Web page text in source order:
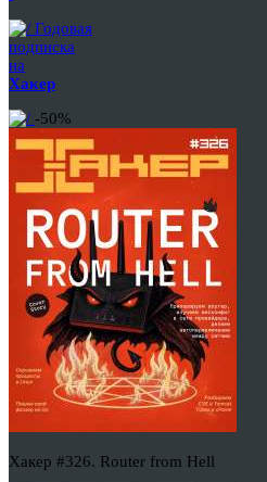
Годовая
подписка
на
Хакер
-50%
Хакер #326. Router from Hell